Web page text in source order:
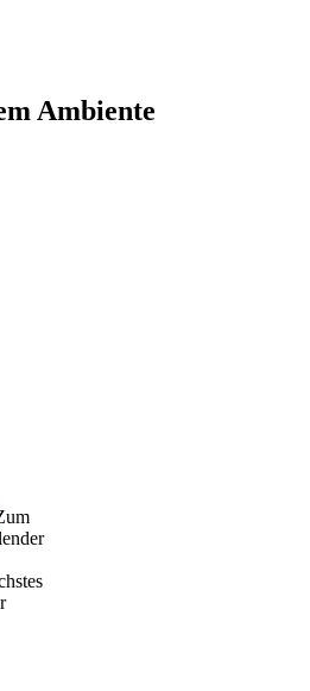
Ambiente